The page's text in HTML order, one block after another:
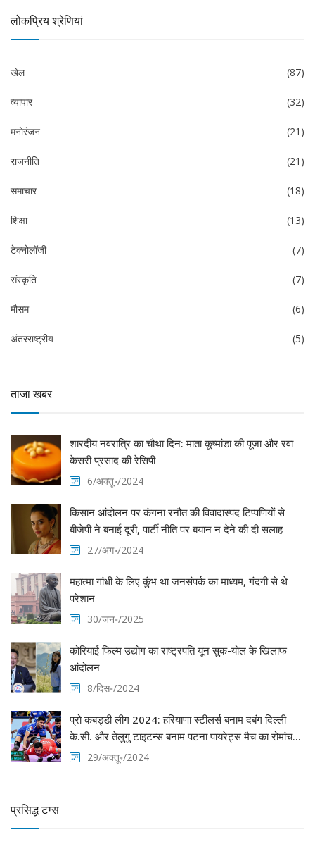
लोकप्रिय श्रेणियां
खेल (87)
व्यापार (32)
मनोरंजन (21)
राजनीति (21)
समाचार (18)
शिक्षा (13)
टेक्नोलॉजी (7)
संस्कृति (7)
मौसम (6)
अंतरराष्ट्रीय (5)
ताजा खबर
शारदीय नवरात्रि का चौथा दिन: माता कूष्मांडा की पूजा और रवा
केसरी प्रसाद की रेसिपी
6/अक्तू॰/2024
किसान आंदोलन पर कंगना रनौत की विवादास्पद टिप्पणियों से
बीजेपी ने बनाई दूरी, पार्टी नीति पर बयान न देने की दी सलाह
27/अग॰/2024
महात्मा गांधी के लिए कुंभ था जनसंपर्क का माध्यम, गंदगी से थे
परेशान
30/जन॰/2025
कोरियाई फिल्म उद्योग का राष्ट्रपति यून सुक-योल के खिलाफ
आंदोलन
8/दिस॰/2024
प्रो कबड्डी लीग 2024: हरियाणा स्टीलर्स बनाम दबंग दिल्ली
के.सी. और तेलुगु टाइटन्स बनाम पटना पायरेट्स मैच का रोमांचक
विश्लेषण29/अक्तू॰/2024
प्रसिद्ध टग्स